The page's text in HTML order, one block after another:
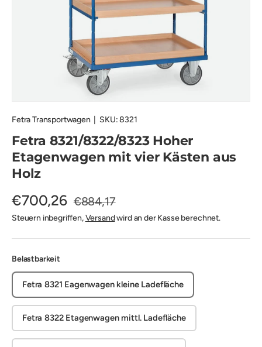
Fetra Transportwagen| SKU:8321
Fetra 8321/8322/8323 Hoher
Etagenwagen mit vier Kästen aus
Holz
€700,26 €884,17
Steuern inbegriffen,Versandwird an der Kasse berechnet.
Belastbarkeit
Fetra 8321 Eagenwagen kleine Ladefläche
Fetra 8322 Etagenwagen mittl. Ladefläche